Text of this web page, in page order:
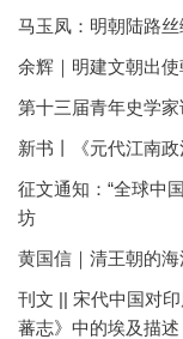
马玉凤：明朝陆路
余辉｜明建文朝出
第十三届青年史学
新书丨《元代江南政
征文通知：“全球中
坊
黄国信｜清王朝的
刊文 || 宋代中国对
蕃志》中的埃及描述